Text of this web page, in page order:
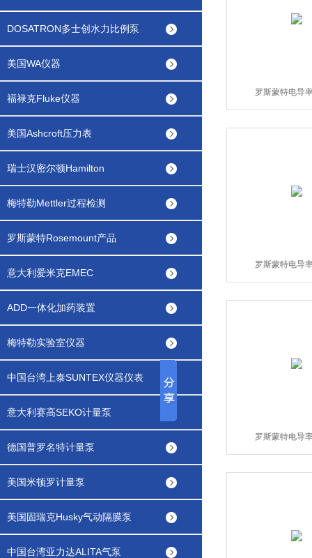
DOSATRON多士创水力比例泵
美国WA仪器
福禄克Fluke仪器
美国Ashcroft压力表
瑞士汉密尔顿Hamilton
梅特勒Mettler过程检测
罗斯蒙特Rosemount产品
意大利爱米克EMEC
ADD一体化加药装置
梅特勒实验室仪器
中国台湾上泰SUNTEX仪器仪表
意大利赛高SEKO计量泵
德国普罗名特计量泵
美国米顿罗计量泵
美国固瑞克Husky气动隔膜泵
中国台湾亚力达ALITA气泵
罗斯蒙特电导
罗斯蒙特电导
罗斯蒙特电导